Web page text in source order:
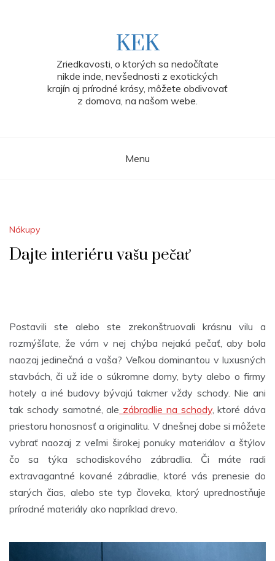
KEK
Zriedkavosti, o ktorých sa nedočítate
nikde inde, nevšednosti z exotických
krajín aj prírodné krásy, môžete obdivovať
z domova, na našom webe.
Menu
Nákupy
Dajte interiéru vašu pečať
Postavili ste alebo ste zrekonštruovali krásnu vilu a
rozmýšľate, že vám v nej chýba nejaká pečať, aby bola
naozaj jedinečná a vaša? Veľkou dominantou v luxusných
stavbách, či už ide o súkromne domy, byty alebo o firmy
hotely a iné budovy bývajú takmer vždy schody. Nie ani
tak schody samotné, ale zábradlie na schody, ktoré dáva
priestoru honosnosť a originalitu. V dnešnej dobe si môžete
vybrať naozaj z veľmi širokej ponuky materiálov a štýlov
čo sa týka schodiskového zábradlia. Či máte radi
extravagantné kované zábradlie, ktoré vás prenesie do
starých čias, alebo ste typ človeka, ktorý uprednostňuje
prírodné materiály ako napríklad drevo.